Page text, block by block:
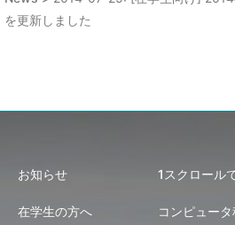
を更新しました
お知らせ
在学生の方へ
1スクロール
コンピュー